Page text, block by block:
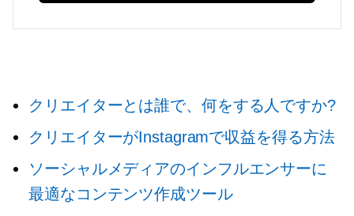
クリエイターとは誰で、何をする人ですか?
クリエイターがInstagramで収益を得る方法
ソーシャルメディアのインフルエンサーに
最適なコンテンツ作成ツール